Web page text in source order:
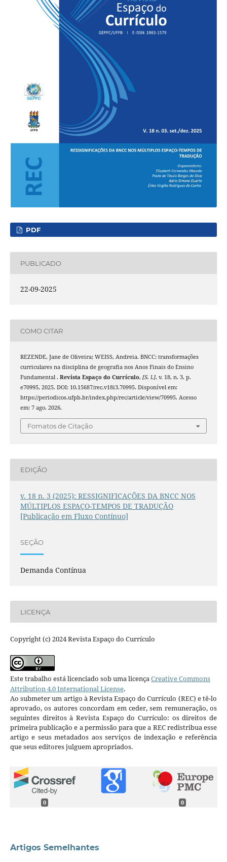
PDF
PUBLICADO
22-09-2025
COMO CITAR
REZENDE, Jane de Oliveira; WEISS, Andreia. BNCC: transformações
curriculares na disciplina de geografia nos Anos Finais do Ensino
Fundamental . Revista Espaço do Currículo, [S. l.], v. 18, n. 3, p.
e70995, 2025. DOI: 10.15687/rec.v18i3.70995. Disponível em:
https://periodicos.ufpb.br/index.php/rec/article/view/70995. Acesso
em: 7 ago. 2026.
Fomatos de Citação
EDIÇÃO
v. 18 n. 3 (2025): RESSIGNIFICAÇÕES DA BNCC NOS
MÚLTIPLOS ESPAÇO-TEMPOS DE TRADUÇÃO
[Publicação em Fluxo Contínuo]
SEÇÃO
Demanda Contínua
LICENÇA
Copyright (c) 2024 Revista Espaço do Currículo
Este trabalho está licenciado sob uma licençaCreative Commons
Attribution 4.0 International License.
Ao submeter um artigo à Revista Espaço do Currículo (REC) e tê-lo
aprovado, os autores concordam em ceder, sem remuneração, os
seguintes direitos à Revista Espaço do Currículo: os direitos de
primeira publicação e a permissão para que a REC redistribua esse
artigo e seus metadados aos serviços de indexação e referência
que seus editores julguem apropriados.
0 0
Artigos Semelhantes